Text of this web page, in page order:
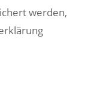
werden,